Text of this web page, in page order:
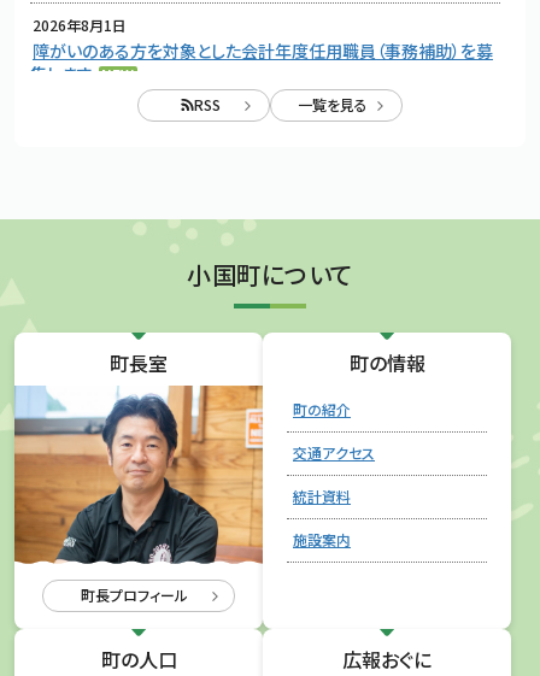
2026年8月1日
障がいのある方を対象とした会計年度任用職員（事務補助）を募
集します NEW
「小国町地熱資源の適正活用に関する条例」に基づく事業計画書
の提出等について(令和8年度第1回審議会)
2026年7月27日
令和9年小国町二十歳のつどいのお知らせ
RSS 一覧を見る
小国町について
町長室
町長プロフィール
町の情報
町の紹介
交通アクセス
統計資料
施設案内
町の人口 広報おぐに